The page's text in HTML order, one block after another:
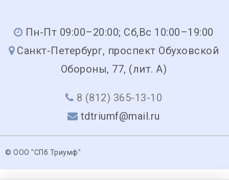
Пн-Пт 09:00–20:00; Сб,Вс 10:00–19:00
Санкт-Петербург, проспект Обуховской
Обороны, 77, (лит. А)
8 (812) 365-13-10
tdtriumf@mail.ru
© ООО "СПб Триумф"